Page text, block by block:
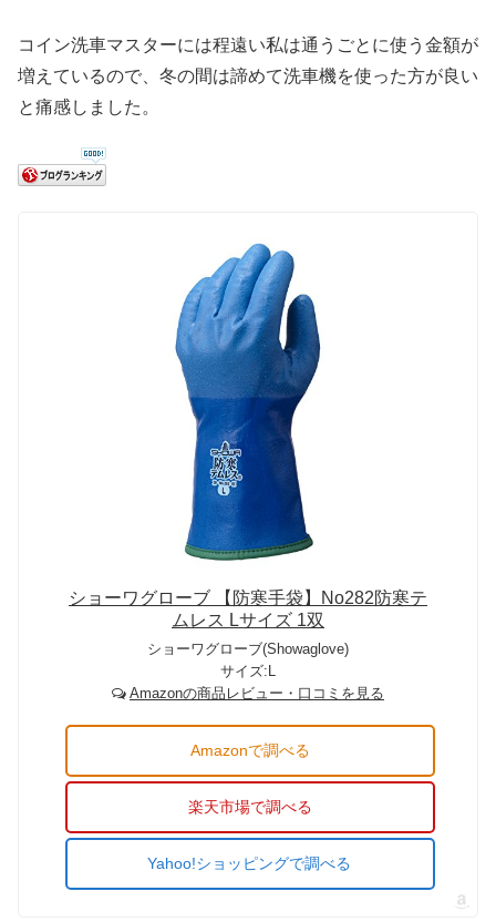
コイン洗車マスターには程遠い私は通うごとに使う金額が
増えているので、冬の間は諦めて洗車機を使った方が良い
と痛感しました。
ショーワグローブ 【防寒手袋】No282防寒テ
ムレス Lサイズ 1双
ショーワグローブ(Showaglove)
サイズ:L
Amazonの商品レビュー・口コミを見る
Amazonで調べる
楽天市場で調べる
Yahoo!ショッピングで調べる